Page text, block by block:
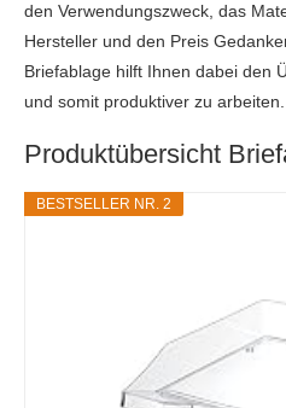
den Verwendungszweck, das
Hersteller und den Preis
Briefablage hilft Ihnen dabei den
und somit produktiver zu arbeiten.
Produktübersicht
BESTSELLER NR. 2